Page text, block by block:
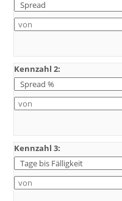
Kennzahl 2:
Kennzahl 3: